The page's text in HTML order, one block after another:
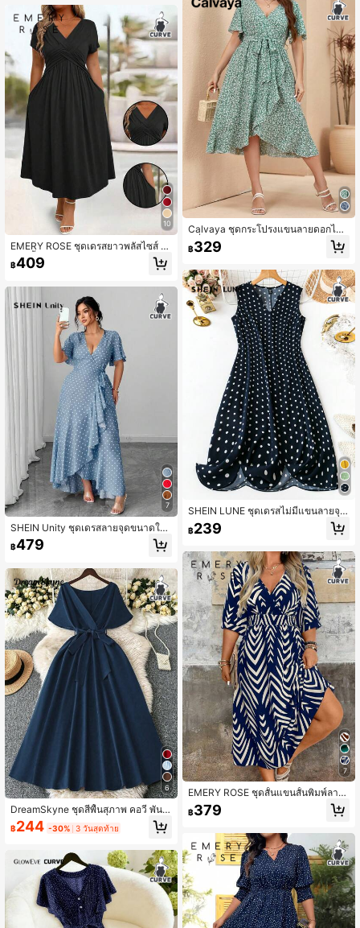
10
EMERY ROSE ชุดเดรสยาวพลัสไซส์ ค
อวี สีพื้นลำลอง เอวจีบ กระเป๋าเฉียง สำ
หรับฤดูร้อน, สำหรับชุดออกงานวันขอบ
฿409
7
SHEIN Unity ชุดเดรสลายจุดขนาดให
ญ่พิเศษแบบผูกเอว, ชายระบายและผ่าข้
าง
฿479
6
DreamSkyne ชุดสีพื้นสุภาพ คอวี พันร
อบเอว มีสายผูกเอง เดรสหรูหรา ไซส์ให
ญ่
฿244 -30% 3 วันสุดท้าย
Calvaya ชุดกระโปรงแขนลายดอกไม้ดั
ทซี่ คอวี ขนาดพิเศษ, ชุดสำหรับผู้หญิงใ
นช่วงฤดูร้อน
฿329
SHEIN LUNE ชุดเดรสไม่มีแขนลายจุด
ไซส์ใหญ่ มีกระเป๋า สำหรับฤดูร้อน
฿239
7
EMERY ROSE ชุดสั้นแขนสั้นพิมพ์ลาย
สวยงาม, ฤดูร้อน
฿379